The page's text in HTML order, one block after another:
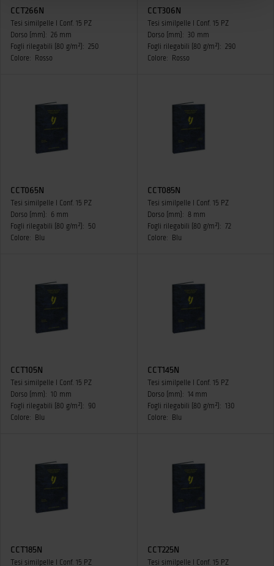
CCT266N
Tesi similpelle I Conf. 15 PZ
Dorso (mm): 26 mm
Fogli rilegabili (80 g/m²): 250
Colore:
Rosso
CCT306N
Tesi similpelle I Conf. 15 PZ
Dorso (mm): 30 mm
Fogli rilegabili (80 g/m²): 290
Colore:
Rosso
CCT065N
Tesi similpelle I Conf. 15 PZ
Dorso (mm):
6 mm
Fogli rilegabili (80 g/m²):
50
Colore:
Blu
CCT085N
Tesi similpelle I Conf. 15 PZ
Dorso (mm): 8 mm
Fogli rilegabili (80 g/m²): 72
Colore:
Blu
CCT105N
Tesi similpelle I Conf. 15 PZ
Dorso (mm): 10 mm
Fogli rilegabili (80 g/m²):
90
Colore:
Blu
CCT145N
Tesi similpelle I Conf. 15 PZ
Dorso (mm): 14 mm
Fogli rilegabili (80 g/m²): 130
Colore:
Blu
CCT185N
Tesi similpelle I Conf. 15 PZ
CCT225N
Tesi similpelle I Conf. 15 PZ